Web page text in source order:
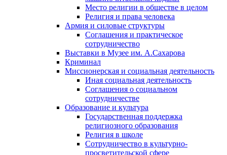
Место религии в обществе в целом
Религия и права человека
Армия и силовые структуры
Соглашения и практическое
сотрудничество
Выставки в Музее им. А.Сахарова
Криминал
Миссионерская и социальная деятельность
Иная социальная деятельность
Соглашения о социальном
сотрудничестве
Образование и культура
Государственная поддержка
религиозного образования
Религия в школе
Сотрудничество в культурно-
просветительской сфере